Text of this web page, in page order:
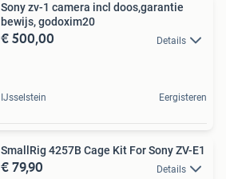
Sony zv-1 camera incl doos,garantie
bewijs, godoxim20
€ 500,00 Details
IJsselstein Eergisteren
SmallRig 4257B Cage Kit For Sony ZV-E1
€ 79,90 Details